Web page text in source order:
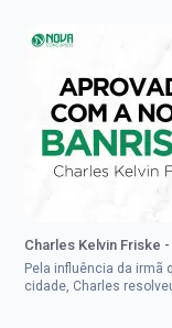
Charles Kelvin Friske -
Pela influência da irmã
cidade, Charles